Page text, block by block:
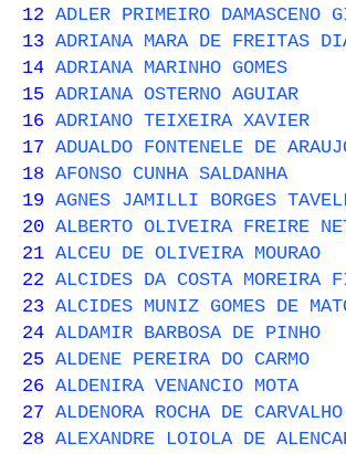
12 ADLER PRIMEIRO DAMASCENO
13 ADRIANA MARA DE FREITAS
14 ADRIANA MARINHO GOMES
15 ADRIANA OSTERNO AGUIAR
16 ADRIANO TEIXEIRA XAVIER
17 ADUALDO FONTENELE DE
18 AFONSO CUNHA SALDANHA
19 AGNES JAMILLI BORGES
20 ALBERTO OLIVEIRA FREIRE
21 ALCEU DE OLIVEIRA MOURAO
22 ALCIDES DA COSTA MOREIRA
23 ALCIDES MUNIZ GOMES DE
24 ALDAMIR BARBOSA DE PINHO
25 ALDENE PEREIRA DO CARMO
26 ALDENIRA VENANCIO MOTA
27 ALDENORA ROCHA DE CARVALHO
28 ALEXANDRE LOIOLA DE